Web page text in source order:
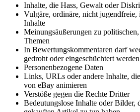
Inhalte, die Hass, Gewalt oder
Vulgäre, ordinäre, nicht
Inhalte
Meinungsäußerungen zu
Themen
In Bewertungskommentaren darf
gedroht oder eingeschüchtert werden
Personenbezogene Daten
Links, URLs oder andere Inhalte,
von eBay animieren
Verstöße gegen die Rechte Dritter
Bedeutungslose Inhalte oder Bilder,